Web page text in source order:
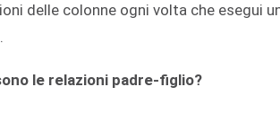
delle colonne ogni volta che esegui
le relazioni padre-figlio?